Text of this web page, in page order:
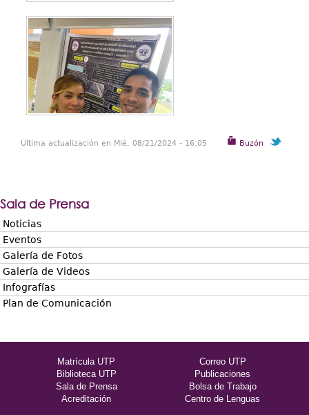
Buzón
Última actualización en Mié, 08/21/2024 - 16:05
Sala de Prensa
Noticias
Eventos
Galería de Fotos
Galería de Videos
Infografías
Plan de Comunicación
Matrícula UTP
Correo UTP
Biblioteca UTP
Publicaciones
Sala de Prensa
Bolsa de Trabajo
Acreditación
Centro de Lenguas